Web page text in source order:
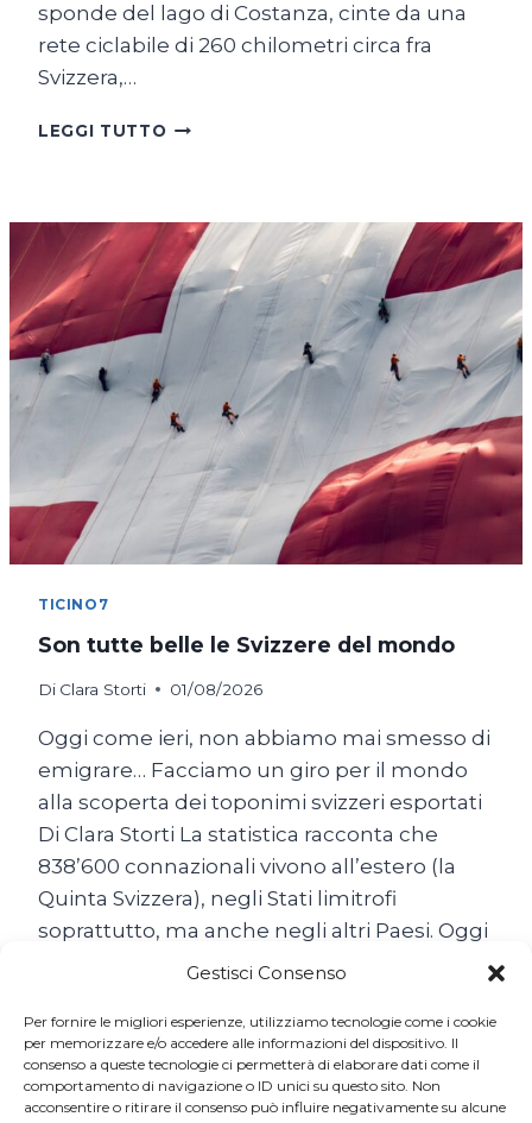
Gestisci Consenso
Per fornire le migliori esperienze, utilizziamo tecnologie come i cookie
per memorizzare e/o accedere alle informazioni del dispositivo. Il
consenso a queste tecnologie ci permetterà di elaborare dati come il
comportamento di navigazione o ID unici su questo sito. Non
acconsentire o ritirare il consenso può influire negativamente su alcune
sponde del lago di Costanza, cinte da una
rete ciclabile di 260 chilometri circa fra
Svizzera,…
LEGGI TUTTO SUL
IN
BICICLETTA
TICINO7
Son tutte belle le Svizzere del mondo
Di Clara Storti 01/08/2026
Oggi come ieri, non abbiamo mai smesso di
emigrare… Facciamo un giro per il mondo
alla scoperta dei toponimi svizzeri esportati
Di Clara Storti La statistica racconta che
838’600 connazionali vivono all’estero (la
Quinta Svizzera), negli Stati limitrofi
soprattutto, ma anche negli altri Paesi. Oggi
come ieri, non abbiamo mai smesso di
LEGGI TUTTOSON
TUTTE
BELLE
LE